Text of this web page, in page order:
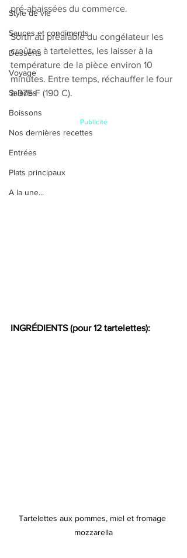
Style de vie
Sauces et condiments
Desserts
Voyage
Salades
Boissons
Nos dernières recettes
Entrées
Plats principaux
A la une...
pré-abaissées du commerce.
Sortir au préalable du congélateur les
croûtes à tartelettes, les laisser à la
température de la pièce environ 10
minutes. Entre temps, réchauffer le four
à 375 F (190 C).
Publicité
INGRÉDIENTS (pour 12 tartelettes):
Tartelettes aux pommes, miel et fromage
mozzarella